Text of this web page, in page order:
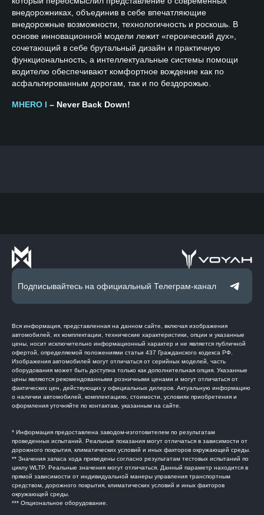
внедорожниках, объединив в себе впечатляющие
внедорожные возможности, технологичность и роскошь. В
основе инновационной модели лежит «героический дух»,
сочетающий в себе брутальный дизайн и практичную
функциональность, а интеллектуальные системы помощи
водителю обеспечивают комфортное вождение как по
асфальтированным дорогам, так и по бездорожью.
MHERO I – Never Back Down!
Подписывайтесь на официальный Телеграм-канал
Вся информация, представленная на данном сайте, включая изображения
автомобилей, их комплектации, технические характеристики, опции и указанные
цены, носит исключительно информационный характер и не является публичной
офертой, определяемой положениями статьи 437 Гражданского кодекса РФ.
Изображения автомобилей могут отличаться от серийных моделей, часть
оборудования может быть доступна только как дополнительная опция. Указанные
цены являются рекомендованными розничными ценами и могут отличаться от
фактических цен, действующих у официальных дилеров. Актуальную информацию
о наличии автомобилей, комплектациях, стоимости, условиях приобретения и
оформления уточняйте по контактам, указанным на сайте.
* Информация предоставлена заводом-изготовителем по результатам
проведенных испытаний. Реальные показания могут отличаться в зависимости от
дорожного покрытия, климатических условий и иных факторов окружающей среды.
** Значения запаса хода приведены согласно результатам тестовых испытаний по
циклу WLTP. Реальные значения могут отличаться. Данный параметр находится в
прямой зависимости от индивидуальной манеры управления транспортным
средством, дорожного покрытия, климатических условий и иных факторов
окружающей среды.
*** Опциональное оборудование.